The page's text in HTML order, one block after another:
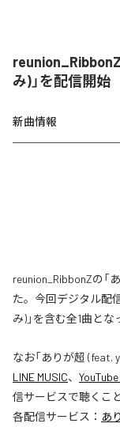
み)」を配信開始
新曲情報
reunion_RibbonZの「
た。今回デジタル配
み)」を含む全1曲とな
なお「ありが超 (feat.
LINE MUSIC、
信サービスで聴くこ
各配信サービス： あ